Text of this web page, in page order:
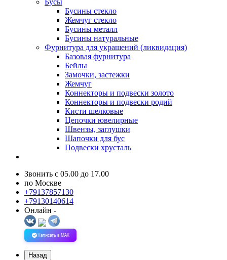
Бусы
Бусины стекло
Жемчуг стекло
Бусины металл
Бусины натуральные
Фурнитура для украшений (ликвидация)
Базовая фурнитура
Бейлы
Замочки, застежки
Жемчуг
Коннекторы и подвески золото
Коннекторы и подвески родий
Кисти шелковые
Цепочки ювелирные
Швензы, заглушки
Шапочки для бус
Подвески хрусталь
Звонить с 05.00 до 17.00
по Москве
+79137857130
+79130140614
Онлайн -
Написать в MAX
Назад